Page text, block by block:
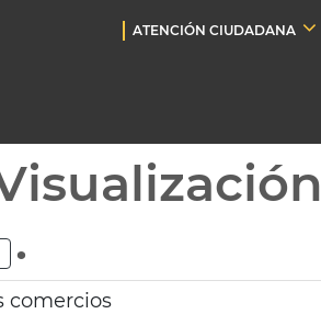
ATENCIÓN CIUDADANA
.
comercios